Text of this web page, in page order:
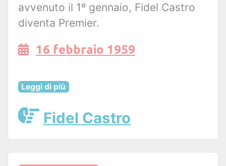
avvenuto il 1º gennaio, Fidel Castro
diventa Premier.
16 febbraio 1959
Leggi di più
Fidel Castro